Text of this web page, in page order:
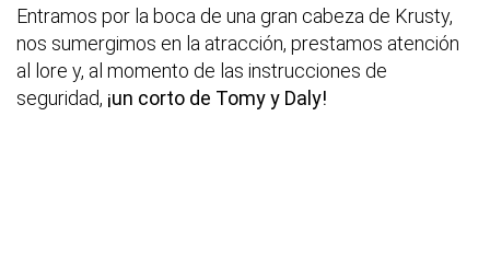
Entramos por la boca de una gran cabeza de Krusty,
nos sumergimos en la atracción, prestamos atención
al lore y, al momento de las instrucciones de
seguridad, ¡un corto de Tomy y Daly!